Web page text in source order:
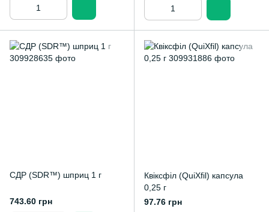
СДР (SDR™) шприц 1 г
743.60 грн
Квіксфіл (QuiXfil) капсула
0,25 г
97.76 грн